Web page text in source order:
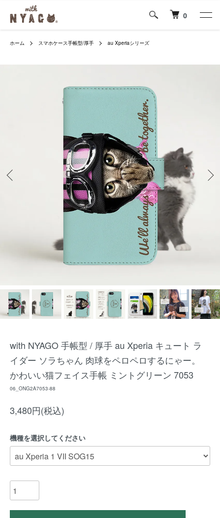
0
ホーム スマホケース手帳型/厚手 au Xperiaシリーズ
with NYAGO 手帳型 / 厚手 au Xperia キュート ラ
イダー ソラちゃん 肉球をペロペロするにゃー。
かわいい猫フェイス手帳 ミントグリーン 7053
06_ONG2A7053-88
3,480円(税込)
機種を選択してください